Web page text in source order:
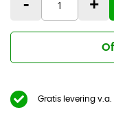
- +
Gratis levering